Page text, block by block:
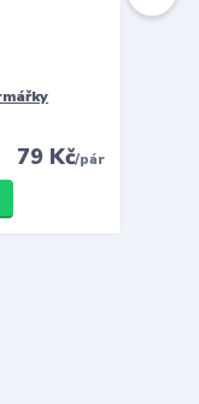
79 Kč/pár